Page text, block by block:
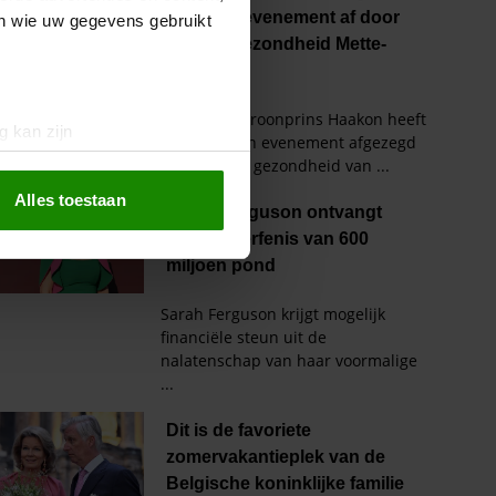
wie uw gegevens gebruikt
kan zijn
te bieden en om ons
partners voor social
die u aan ze heeft
met onze cookies als u
Alles toestaan